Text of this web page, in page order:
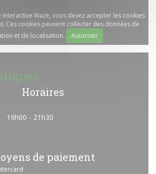
Waze, vous devez accepter les cookies
Ces cookies peuvent collecter des données de
et de localisation.
Autoriser
Horaires
• 19h00 - 21h30
de paiement